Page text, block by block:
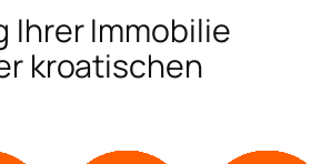
Ihrer Immobilie
kroatischen